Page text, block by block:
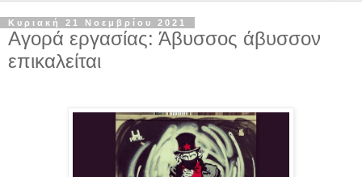
Κυριακή 21 Νοεμβρίου 2021
Αγορά εργασίας: Άβυσσος άβυσσον
επικαλείται